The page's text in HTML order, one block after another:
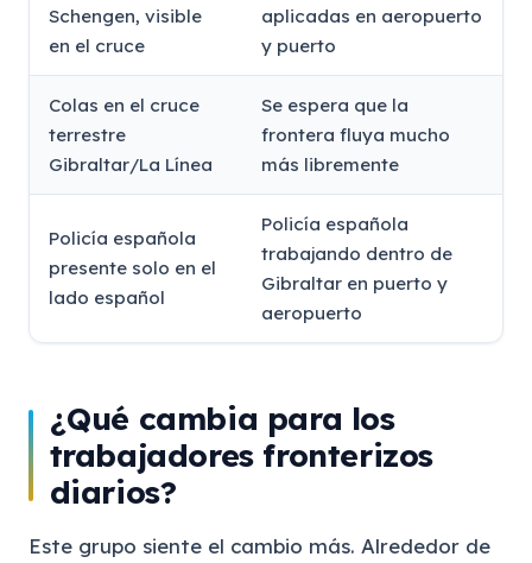
Schengen, visible
en el cruce
aplicadas en aeropuerto
y puerto
Colas en el cruce
terrestre
Gibraltar/La Línea
Se espera que la
frontera fluya mucho
más libremente
Policía española
presente solo en el
lado español
Policía española
trabajando dentro de
Gibraltar en puerto y
aeropuerto
¿Qué cambia para los
trabajadores fronterizos
diarios?
Este grupo siente el cambio más. Alrededor de